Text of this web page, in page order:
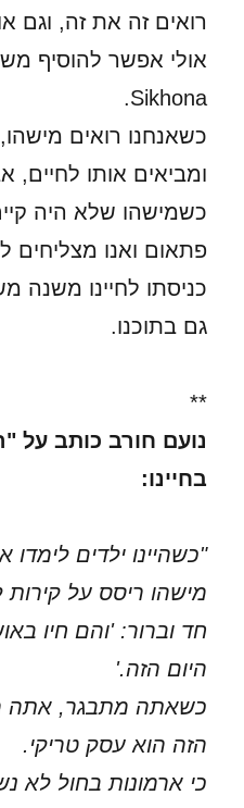
רואים זה את זה, וגם
Sikhona.
כשאנחנו רואים מישהו,
ומביאים אותו
כשמישהו שלא היה
פתאום ואנו מצליחים
כניסתו לחיינו משנה
גם בתוכנו.
**
נועם חורב כותב על
בחיינו:
"כשהיינו ילדים
מישהו ריסס על קירות
חד וברור: 'והם חיו
היום הזה.'
כשאתה מתבגר, אתה
הזה הוא עסק טריקי.
כי ארמונות בחול לא